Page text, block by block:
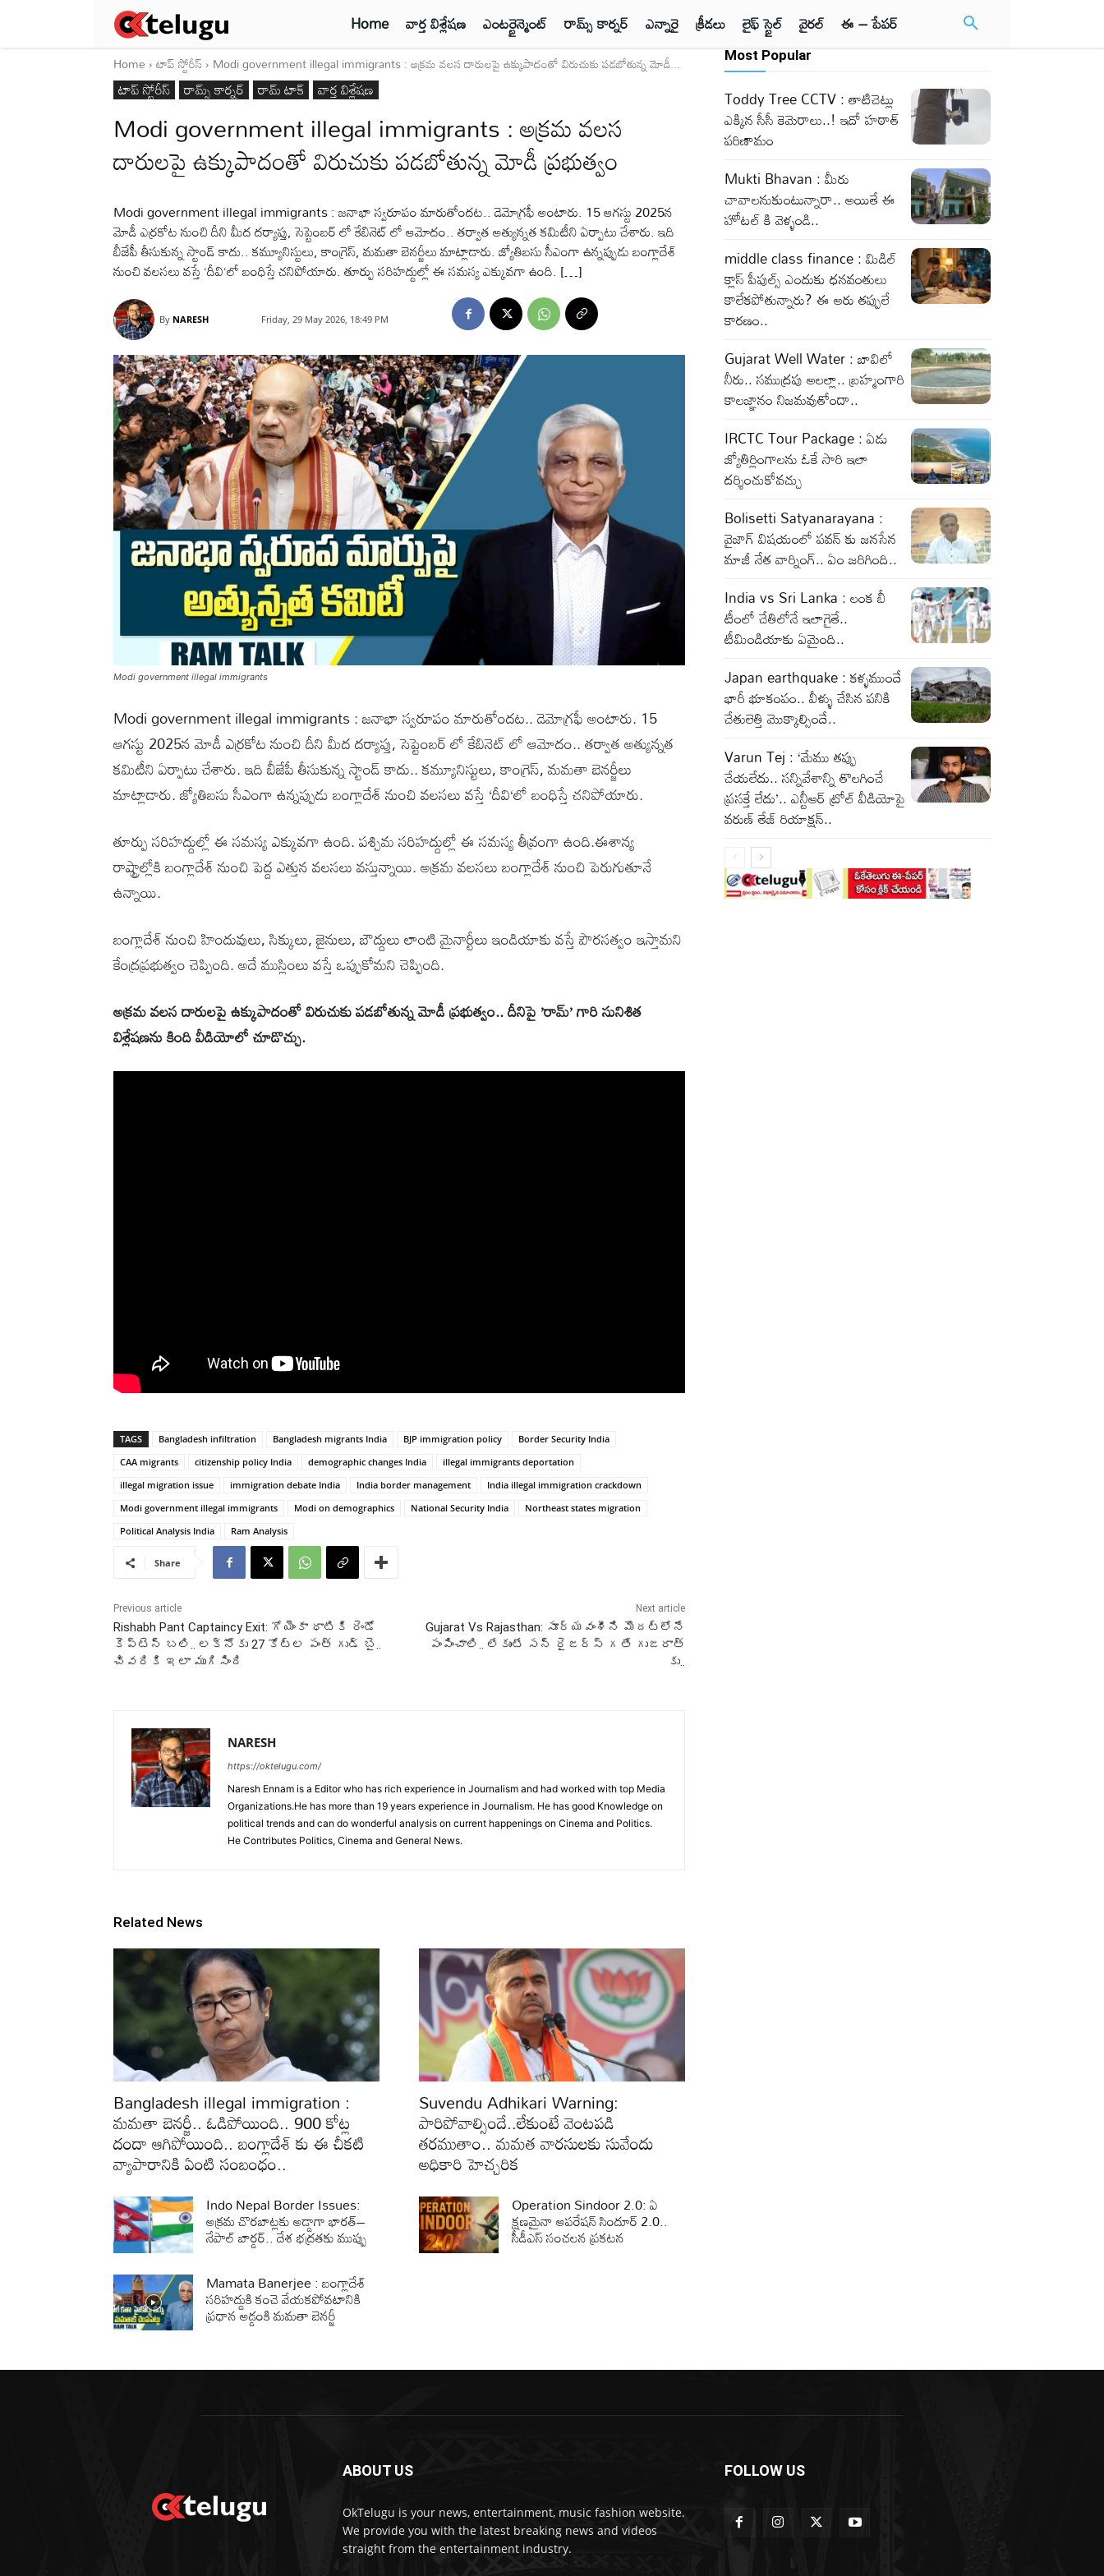
Home వార్త విశ్లేషణ ఎంటర్టైన్మెంట్ రామ్స్ కార్నర్ ఎన్నారై క్రీడలు లైఫ్ స్టైల్ వైరల్ ఈ – పేపర్
Home టాప్ స్టోరీస్ Modi government illegal immigrants : అక్రమ వలస దారులపై ఉక్కుపాదంతో విరుచుకు పడబోతున్న మోడీ...
టాప్ స్టోరీస్ రామ్స్ కార్నర్ రామ్ టాక్ వార్త విశ్లేషణ
Modi government illegal immigrants : అక్రమ వలస
దారులపై ఉక్కుపాదంతో విరుచుకు పడబోతున్న మోడీ ప్రభుత్వం
Modi government illegal immigrants : జనాభా స్వరూపం మారుతోందట.. డెమోగ్రఫీ అంటారు. 15 ఆగస్టు 2025న
మోడీ ఎర్రకోట నుంచి దీని మీద దర్యాప్తు, సెప్టెంబర్ లో కేబినెట్ లో ఆమోదం.. తర్వాత అత్యున్నత కమిటీని ఏర్పాటు చేశారు. ఇది
బీజేపీ తీసుకున్న స్టాండ్ కాదు.. కమ్యూనిస్టులు, కాంగ్రెస్, మమతా బెనర్జీలు మాట్లాడారు. జ్యోతిబసు సీఎంగా ఉన్నప్పుడు బంగ్లాదేశ్
నుంచి వలసలు వస్తే ‘దీవి‘లో బంధిస్తే చనిపోయారు. తూర్పు సరిహద్దుల్లో ఈ సమస్య ఎక్కువగా ఉంది. […]
By NARESH Friday, 29 May 2026, 18:49 PM
Modi government illegal immigrants
Modi government illegal immigrants : జనాభా స్వరూపం మారుతోందట.. డెమోగ్రఫీ అంటారు. 15
ఆగస్టు 2025న మోడీ ఎర్రకోట నుంచి దీని మీద దర్యాప్తు, సెప్టెంబర్ లో కేబినెట్ లో ఆమోదం.. తర్వాత అత్యున్నత
కమిటీని ఏర్పాటు చేశారు. ఇది బీజేపీ తీసుకున్న స్టాండ్ కాదు.. కమ్యూనిస్టులు, కాంగ్రెస్, మమతా బెనర్జీలు
మాట్లాడారు. జ్యోతిబసు సీఎంగా ఉన్నప్పుడు బంగ్లాదేశ్ నుంచి వలసలు వస్తే ‘దీవి‘లో బంధిస్తే చనిపోయారు.
తూర్పు సరిహద్దుల్లో ఈ సమస్య ఎక్కువగా ఉంది. పశ్చిమ సరిహద్దుల్లో ఈ సమస్య తీవ్రంగా ఉంది.ఈశాన్య
రాష్ట్రాల్లోకి బంగ్లాదేశ్ నుంచి పెద్ద ఎత్తున వలసలు వస్తున్నాయి. అక్రమ వలసలు బంగ్లాదేశ్ నుంచి పెరుగుతూనే
ఉన్నాయి.
బంగ్లాదేశ్ నుంచి హిందువులు, సిక్కులు, జైనులు, బౌద్దులు లాంటి మైనార్టీలు ఇండియాకు వస్తే పౌరసత్వం ఇస్తామని
కేంద్రప్రభుత్వం చెప్పింది. అదే ముస్లింలు వస్తే ఒప్పుకోమని చెప్పింది.
అక్రమ వలస దారులపై ఉక్కుపాదంతో విరుచుకు పడబోతున్న మోడీ ప్రభుత్వం.. దీనిపై ’రామ్’ గారి సునిశిత
విశ్లేషణను కింది వీడియోలో చూడొచ్చు.
TAGS Bangladesh infiltration Bangladesh migrants India BJP immigration policy
Border Security India
CAA migrants
citizenship policy India demographic changes India
illegal immigrants deportation
illegal migration issue
immigration debate India India border management
India illegal immigration crackdown
Modi government illegal immigrants
Modi on demographics National Security India
Northeast states migration
Political Analysis India
Ram Analysis
Share
Previous article
Rishabh Pant Captaincy Exit: గోయెంకా ధాటికి రెండో
కెప్టెన్ బలి.. లక్నోకు 27 కోట్ల పంత్ గుడ్ బై..
చివరికి ఇలా ముగిసింది
Next article
Gujarat Vs Rajasthan: సూర్యవంశీని మొదట్లోనే
పంపించాలి.. లేకుంటే సన్ రైజర్స్ గతే గుజరాత్
కు..
NARESH
https://oktelugu.com/
Naresh Ennam is a Editor who has rich experience in Journalism and had worked with top Media
Organizations.He has more than 19 years experience in Journalism. He has good Knowledge on
political trends and can do wonderful analysis on current happenings on Cinema and Politics.
He Contributes Politics, Cinema and General News.
Related News
Bangladesh illegal immigration :
మమతా బెనర్జీ.. ఓడిపోయింది.. 900 కోట్ల
దందా ఆగిపోయింది.. బంగ్లాదేశ్ కు ఈ చీకటి
వ్యాపారానికి ఏంటి సంబంధం..
Suvendu Adhikari Warning:
పారిపోవాల్సిందే..లేకుంటే వెంటపడి
తరముతాం.. మమత వారసులకు సువేందు
అధికారి హెచ్చరిక
Indo Nepal Border Issues:
అక్రమ చొరబాట్లకు అడ్డాగా భారత్‌–
నేపాల్‌ బార్డర్‌.. దేశ భద్రతకు ముప్పు
Operation Sindoor 2.0: ఏ
క్షణమైనా ఆపరేషన్‌ సిందూర్ 2.0..
సీడీఎస్‌ సంచలన ప్రకటన
Mamata Banerjee : బంగ్లాదేశ్
సరిహద్దుకి కంచె వేయకపోవటానికి
ప్రధాన అడ్డంకి మమతా బెనర్జీ
Most Popular
Toddy Tree CCTV : తాటిచెట్లు
ఎక్కిన సీసీ కెమెరాలు..! ఇదో హఠాత్
పరిణామం
Mukti Bhavan : మీరు
చావాలనుకుంటున్నారా.. అయితే ఈ
హోటల్ కి వెళ్ళండి..
middle class finance : మిడిల్
క్లాస్ పీపుల్స్ ఎందుకు ధనవంతులు
కాలేకపోతున్నారు? ఈ ఆరు తప్పులే
కారణం..
Gujarat Well Water : బావిలో
నీరు.. సముద్రపు అలల్లా.. బ్రహ్మంగారి
కాలజ్ఞానం నిజమవుతోందా..
IRCTC Tour Package : ఏడు
జ్యోతిర్లింగాలను ఓకే సారి ఇలా
దర్శించుకోవచ్చు
Bolisetti Satyanarayana :
వైజాగ్ విషయంలో పవన్ కు జనసేన
మాజీ నేత వార్నింగ్.. ఏం జరిగింది..
India vs Sri Lanka : లంక బీ
టీంలో చేతిలోనే ఇలాగైతే..
టీమిండియాకు ఏమైంది..
Japan earthquake : కళ్ళముందే
భారీ భూకంపం.. వీళ్ళు చేసిన పనికి
చేతులెత్తి మొక్కాల్సిందే..
Varun Tej : ‘మేము తప్పు
చేయలేదు.. సన్నివేశాన్ని తొలగించే
ప్రసక్తే లేదు’.. ఎన్టీఆర్ ట్రోల్ వీడియోపై
వరుణ్ తేజ్ రియాక్షన్..
ABOUT US
OkTelugu is your news, entertainment, music fashion website.
We provide you with the latest breaking news and videos
straight from the entertainment industry.
FOLLOW US